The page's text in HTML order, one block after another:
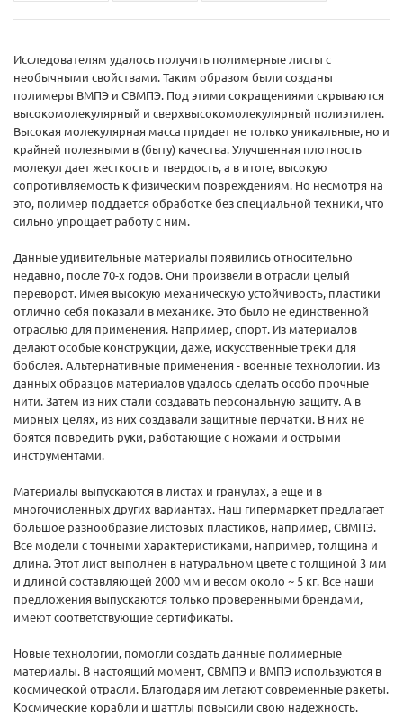
Исследователям удалось получить полимерные листы с
необычными свойствами. Таким образом были созданы
полимеры ВМПЭ и СВМПЭ. Под этими сокращениями скрываются
высокомолекулярный и сверхвысокомолекулярный полиэтилен.
Высокая молекулярная масса придает не только уникальные, но и
крайней полезными в (быту) качества. Улучшенная плотность
молекул дает жесткость и твердость, а в итоге, высокую
сопротивляемость к физическим повреждениям. Но несмотря на
это, полимер поддается обработке без специальной техники, что
сильно упрощает работу с ним.
Данные удивительные материалы появились относительно
недавно, после 70-х годов. Они произвели в отрасли целый
переворот. Имея высокую механическую устойчивость, пластики
отлично себя показали в механике. Это было не единственной
отраслью для применения. Например, спорт. Из материалов
делают особые конструкции, даже, искусственные треки для
бобслея. Альтернативные применения - военные технологии. Из
данных образцов материалов удалось сделать особо прочные
нити. Затем из них стали создавать персональную защиту. А в
мирных целях, из них создавали защитные перчатки. В них не
боятся повредить руки, работающие с ножами и острыми
инструментами.
Материалы выпускаются в листах и гранулах, а еще и в
многочисленных других вариантах. Наш гипермаркет предлагает
большое разнообразие листовых пластиков, например, СВМПЭ.
Все модели с точными характеристиками, например, толщина и
длина. Этот лист выполнен в натуральном цвете с толщиной 3 мм
и длиной составляющей 2000 мм и весом около ~ 5 кг. Все наши
предложения выпускаются только проверенными брендами,
имеют соответствующие сертификаты.
Новые технологии, помогли создать данные полимерные
материалы. В настоящий момент, СВМПЭ и ВМПЭ используются в
космической отрасли. Благодаря им летают современные ракеты.
Космические корабли и шаттлы повысили свою надежность.